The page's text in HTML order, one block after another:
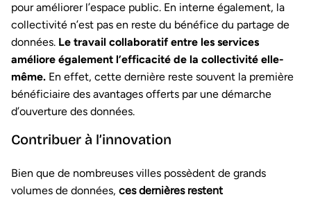
pour améliorer l’espace public. En interne également, la
collectivité n’est pas en reste du bénéfice du partage de
données. Le travail collaboratif entre les services
améliore également l’efficacité de la collectivité elle-
même. En effet, cette dernière reste souvent la première
bénéficiaire des avantages offerts par une démarche
d’ouverture des données.
Contribuer à l’innovation
Bien que de nombreuses villes possèdent de grands
volumes de données, ces dernières restent